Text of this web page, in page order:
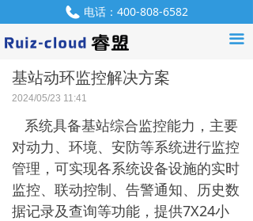
끀
产品中心
解决方案
服务支持
资讯中心
产品咨询
电话： 400-808-6582
QQ：550952907
基站动环监控解决方案
2024/05/23 11:41
系统具备基站综合监控能力，主要
对动力、环境、安防等系统进行监控
管理，可实现各系统设备设施的实时
监控、联动控制、告警通知、历史数
据记录及查询等功能，提供7X24小